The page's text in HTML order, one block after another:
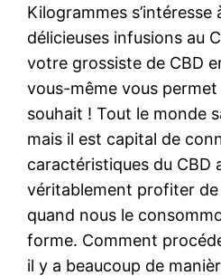
Kilogrammes
délicieuses infusions au
votre grossiste de CBD
vous-même vous
souhait ! Tout le monde
mais il est capital de
caractéristiques du CBD
véritablement profiter
quand nous le
forme. Comment
il y a beaucoup de